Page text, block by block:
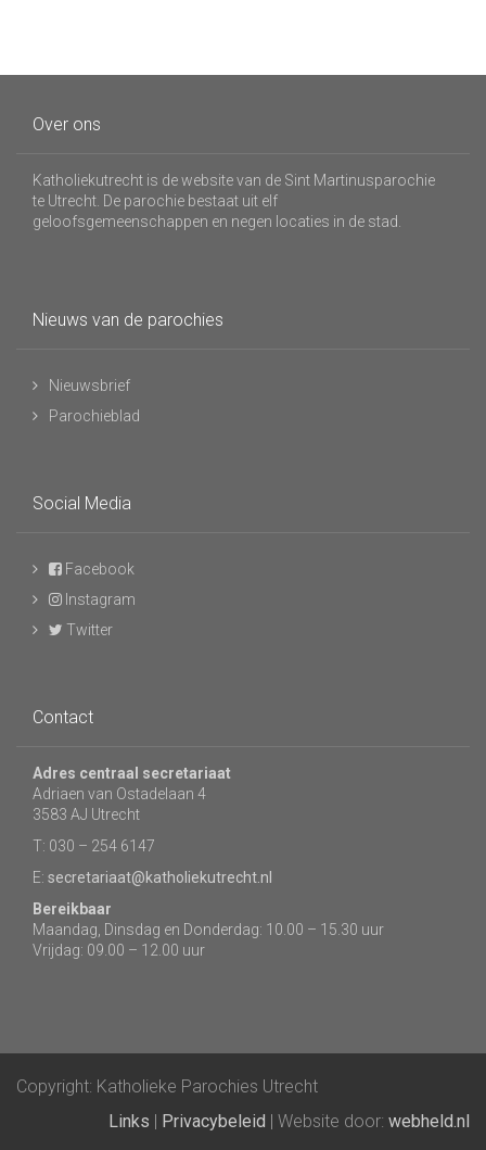
Over ons
Katholiekutrecht is de website van de Sint Martinusparochie
te Utrecht. De parochie bestaat uit elf
geloofsgemeenschappen en negen locaties in de stad.
Nieuws van de parochies
Nieuwsbrief
Parochieblad
Social Media
Facebook
Instagram
Twitter
Contact
Adres centraal secretariaat
Adriaen van Ostadelaan 4
3583 AJ Utrecht
T: 030 – 254 6147
E: secretariaat@katholiekutrecht.nl
Bereikbaar
Maandag, Dinsdag en Donderdag: 10.00 – 15.30 uur
Vrijdag: 09.00 – 12.00 uur
Copyright: Katholieke Parochies Utrecht
Links | Privacybeleid | Website door: webheld.nl